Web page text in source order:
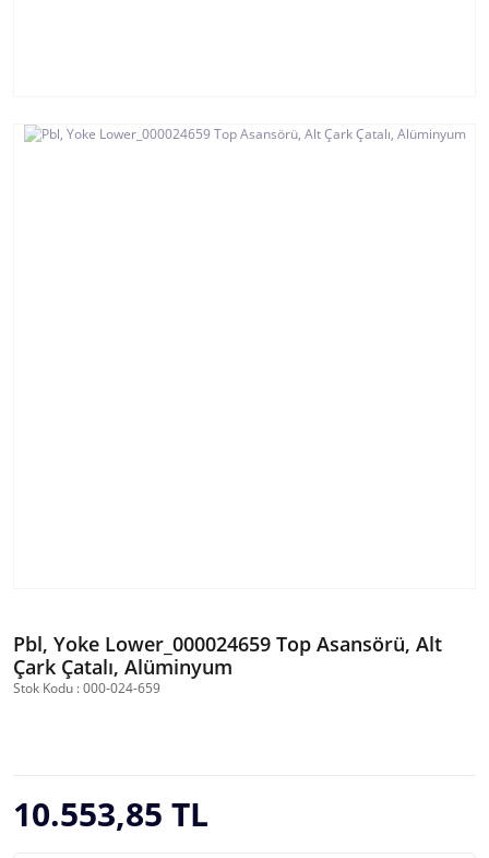
Pbl, Yoke Lower_000024659 Top Asansörü, Alt
Çark Çatalı, Alüminyum
Stok Kodu : 000-024-659
10.553,85 TL